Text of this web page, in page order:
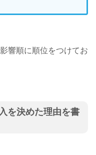
響順に順位をつけてお
を決めた理由を書